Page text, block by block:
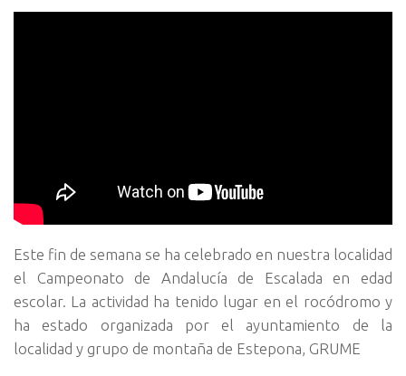
Este fin de semana se ha celebrado en nuestra localidad
el Campeonato de Andalucía de Escalada en edad
escolar. La actividad ha tenido lugar en el rocódromo y
ha estado organizada por el ayuntamiento de la
localidad y grupo de montaña de Estepona, GRUME